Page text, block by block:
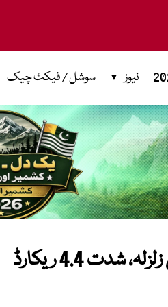
نیوز سوشل / فیکٹ چیک
4.4 ریکارڈ